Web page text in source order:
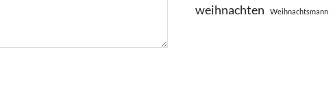
weihnachten
Weihnachtsmann